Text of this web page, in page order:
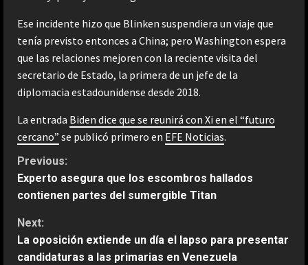
Ese incidente hizo que Blinken suspendiera un viaje que
tenía previsto entonces a China; pero Washington espera
que las relaciones mejoren con la reciente visita del
secretario de Estado, la primera de un jefe de la
diplomacia estadounidense desde 2018.
La entrada Biden dice que se reunirá con Xi en el “futuro
cercano” se publicó primero en EFE Noticias.
C
o
n
t
Previous:
Experto asegura que los escombros hallados
contienen partes del sumergible Titan
Next:
La oposición extiende un día el lapso para presentar
candidaturas a las primarias en Venezuela